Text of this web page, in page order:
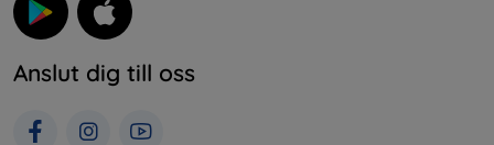
Anslut dig till oss